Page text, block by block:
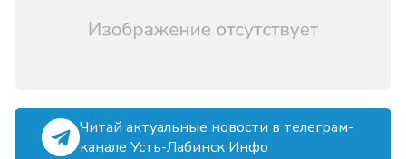
Читай актуальные новости в телеграм-
канале Усть-Лабинск Инфо